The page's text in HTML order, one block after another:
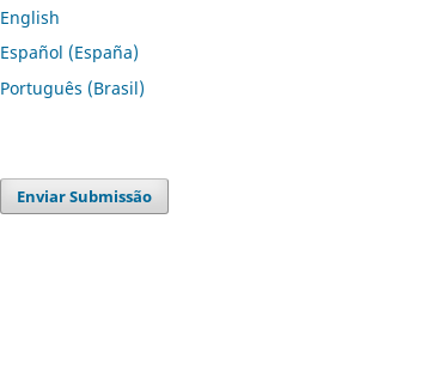
English
Español (España)
Português (Brasil)
Enviar Submissão